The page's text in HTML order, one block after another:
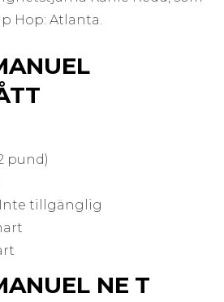
Hop: Atlanta.
pund)
tillgänglig
NE T